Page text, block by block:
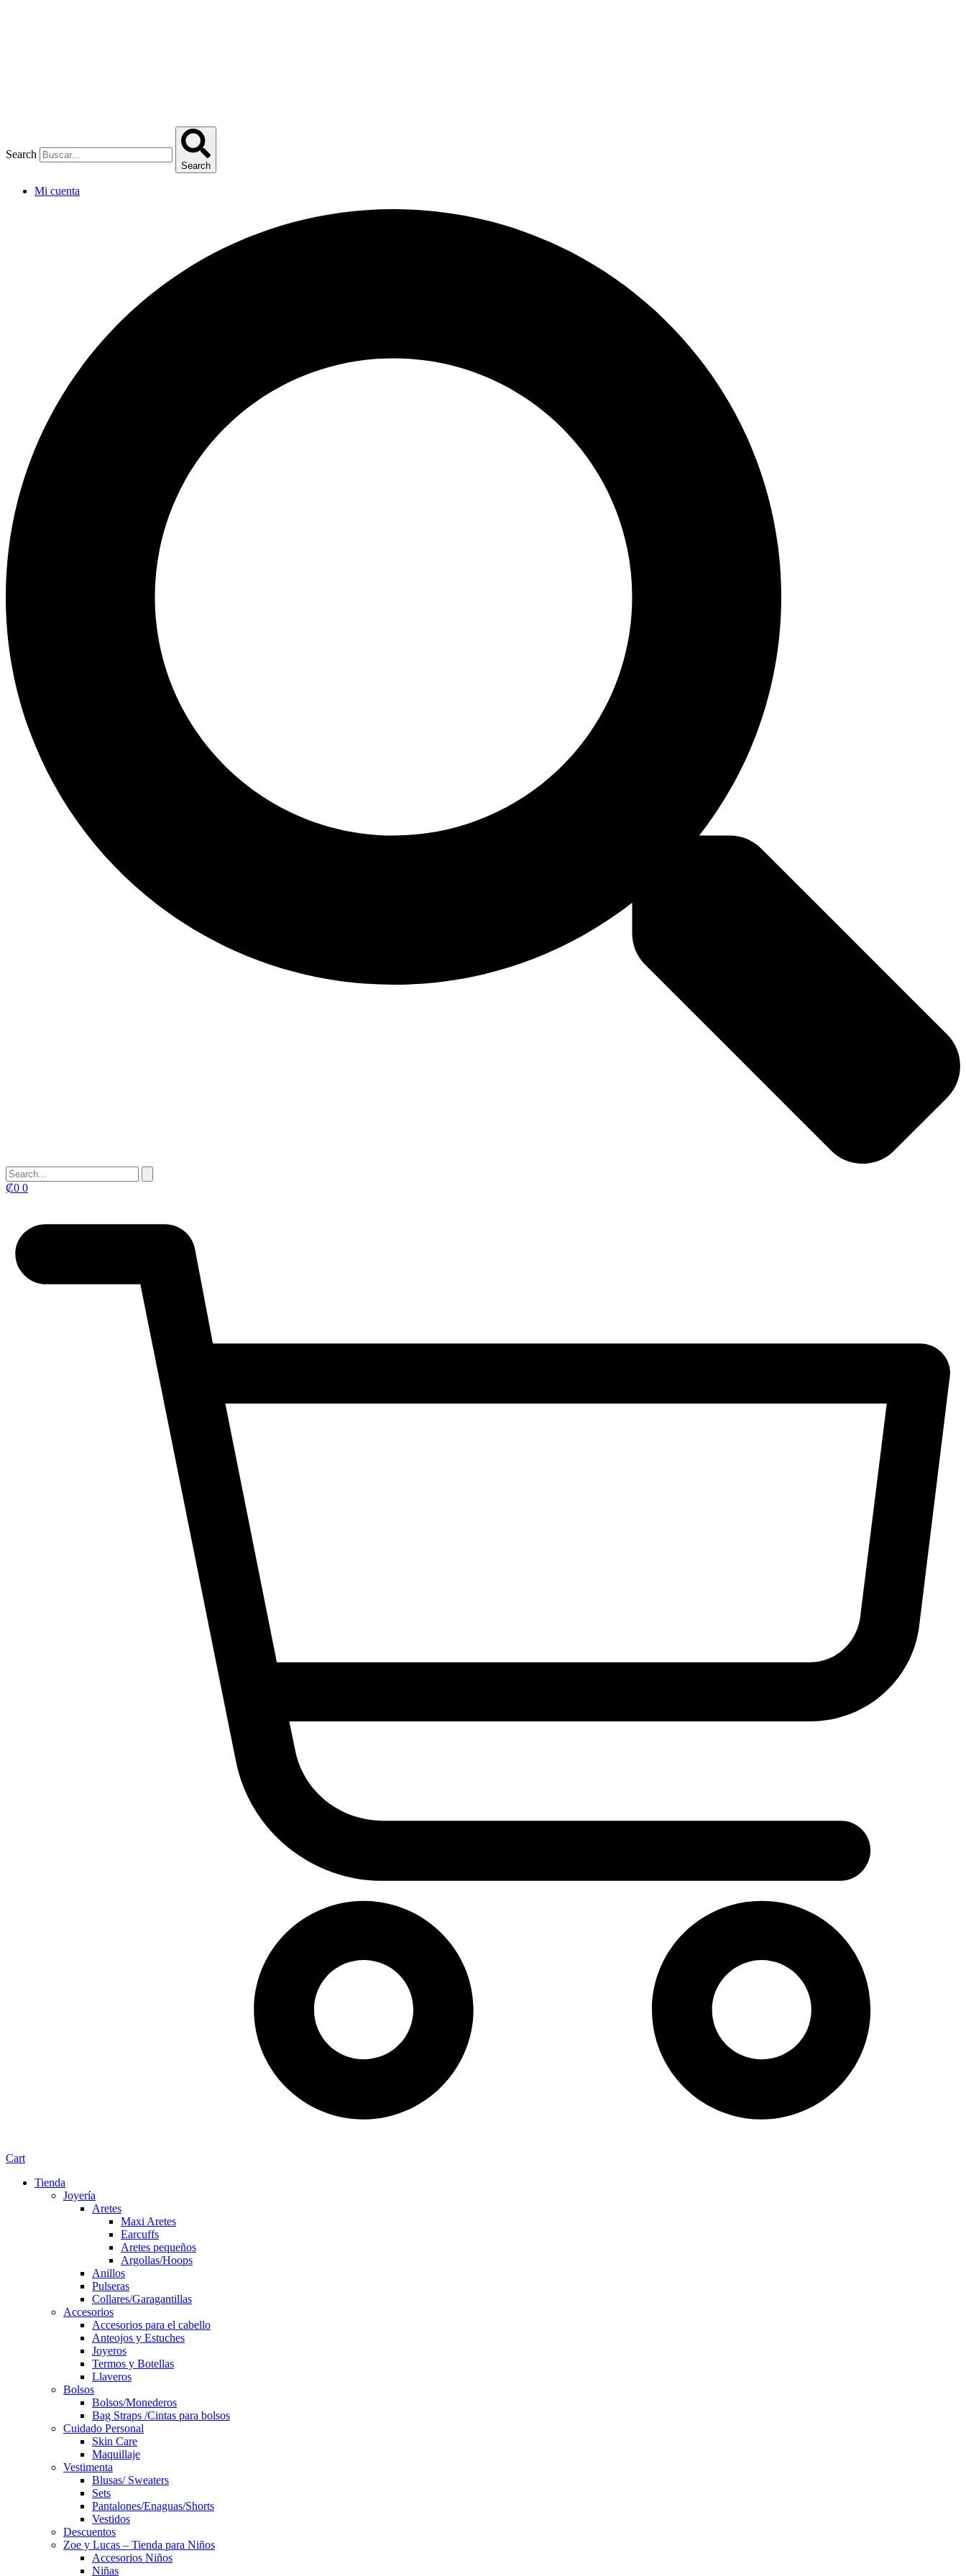
Search
Search
Mi cuenta
₡0 0
Cart
Tienda
Joyería
Aretes
Maxi Aretes
Earcuffs
Aretes pequeños
Argollas/Hoops
Anillos
Pulseras
Collares/Garagantillas
Accesorios
Accesorios para el cabello
Anteojos y Estuches
Joyeros
Termos y Botellas
Llaveros
Bolsos
Bolsos/Monederos
Bag Straps /Cintas para bolsos
Cuidado Personal
Skin Care
Maquillaje
Vestimenta
Blusas/ Sweaters
Sets
Pantalones/Enaguas/Shorts
Vestidos
Descuentos
Zoe y Lucas – Tienda para Niños
Accesorios Niños
Niñas